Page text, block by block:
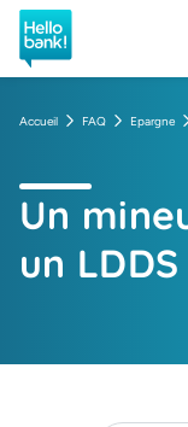
Hello bank! la
Accueil FAQ Epargne
Un
un LDDS